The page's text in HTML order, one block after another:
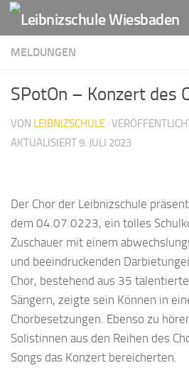
Zum Inhalt springen
MELDUNGEN
SPotOn – Konzert des
VON LEIBNIZSCHULE ·
AKTUALISIERT9. JULI 2023
Der Chor der Leibnizschule
dem 04.07.0223, ein tolles
Zuschauer mit einem
und beeindruckenden
Chor, bestehend aus 35
Sängern, zeigte sein Können in
Chorbesetzungen. Ebenso zu
Solistinnen aus den Reihen des
Songs das Konzert bereicherten.